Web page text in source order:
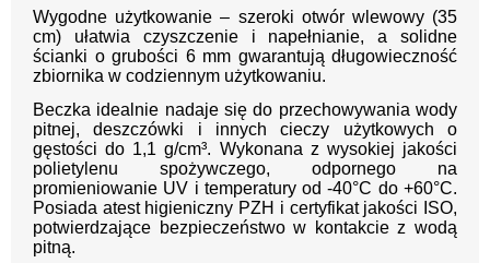
Wygodne użytkowanie – szeroki otwór wlewowy (35
cm) ułatwia czyszczenie i napełnianie, a solidne
ścianki o grubości 6 mm gwarantują długowieczność
zbiornika w codziennym użytkowaniu.
Beczka idealnie nadaje się do przechowywania wody
pitnej, deszczówki i innych cieczy użytkowych o
gęstości do 1,1 g/cm³. Wykonana z wysokiej jakości
polietylenu spożywczego, odpornego na
promieniowanie UV i temperatury od -40°C do +60°C.
Posiada atest higieniczny PZH i certyfikat jakości ISO,
potwierdzające bezpieczeństwo w kontakcie z wodą
pitną.